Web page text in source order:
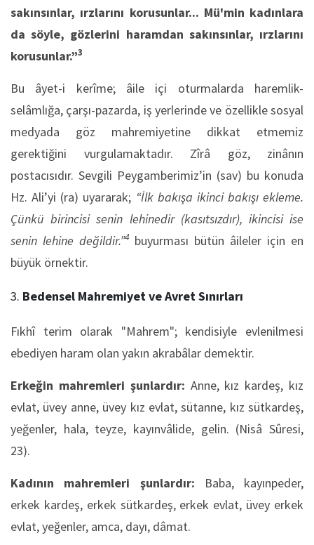
sakınsınlar, ırzlarını korusunlar... Mü'min kadınlara
da söyle, gözlerini haramdan sakınsınlar, ırzlarını
korusunlar.”3
Bu âyet-i kerîme; âile içi oturmalarda haremlik-
selâmlığa, çarşı-pazarda, iş yerlerinde ve özellikle sosyal
medyada göz mahremiyetine dikkat etmemiz
gerektiğini vurgulamaktadır. Zîrâ göz, zinânın
postacısıdır. Sevgili Peygamberimiz’in (sav) bu konuda
Hz. Ali’yi (ra) uyararak; “İlk bakışa ikinci bakışı ekleme.
Çünkü birincisi senin lehinedir (kasıtsızdır), ikincisi ise
senin lehine değildir.”4 buyurması bütün âileler için en
büyük örnektir.
Bedensel Mahremiyet ve Avret Sınırları
Fıkhî terim olarak "Mahrem"; kendisiyle evlenilmesi
ebediyen haram olan yakın akrabâlar demektir.
Erkeğin mahremleri şunlardır: Anne, kız kardeş, kız
evlat, üvey anne, üvey kız evlat, sütanne, kız sütkardeş,
yeğenler, hala, teyze, kayınvâlide, gelin. (Nisâ Sûresi,
23).
Kadının mahremleri şunlardır: Baba, kayınpeder,
erkek kardeş, erkek sütkardeş, erkek evlat, üvey erkek
evlat, yeğenler, amca, dayı, dâmat.